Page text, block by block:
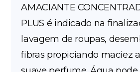
AMACIANTE
PLUS é indicado na
lavagem de roupas,
fibras propiciando maciez